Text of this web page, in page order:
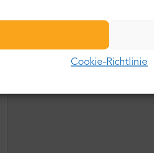
Cookie-Richtlinie
die Preise waren gut, wir sind froh,
Einloggen